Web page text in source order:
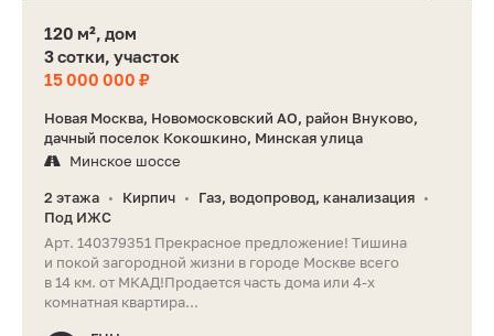
120 м², дом
3 сотки, участок
15 000 000 ₽
Новая Москва, Новомосковский АО, район Внуково,
дачный поселок Кокошкино, Минская улица
Минское шоссе
2 этажа • Кирпич • Газ, водопровод, канализация •
Под ИЖС
Арт. 140379351 Прекрасное предложение! Тишина
и покой загородной жизни в городе Москве всего
в 14 км. от МКАД!Продается часть дома или 4-х
комнатная квартира...